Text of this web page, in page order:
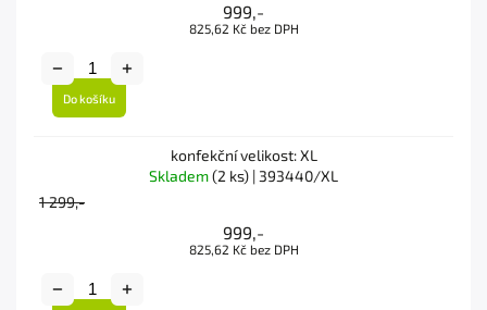
999,-
825,62 Kč bez DPH
Do košíku
konfekční velikost: XL
Skladem(2 ks) | 393440/XL
1 299,-
999,-
825,62 Kč bez DPH